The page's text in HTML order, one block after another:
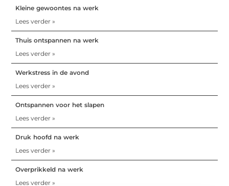
Kleine gewoontes na werk
Lees verder »
Thuis ontspannen na werk
Lees verder »
Werkstress in de avond
Lees verder »
Ontspannen voor het slapen
Lees verder »
Druk hoofd na werk
Lees verder »
Overprikkeld na werk
Lees verder »